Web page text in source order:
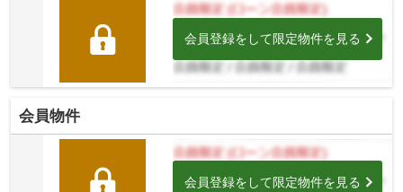
会員登録をして限定物件を見る
会員物件
会員登録をして限定物件を見る